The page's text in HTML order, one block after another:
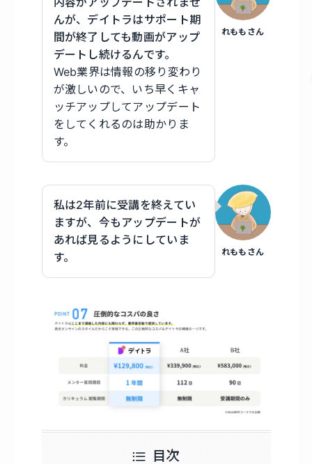
れももさん
んが、デイトラはサポート期
間が終了しても動画がアップ
デートし続けるんです。
Web業界は情報の移り変わり
が激しいので、いち早くキャ
ッチアップしてアップデート
をしてくれるのは助かりま
す。
れももさん
私は2年前に受講を終えてい
ますが、今もアップデートが
あれば見るようにしていま
す。
目次